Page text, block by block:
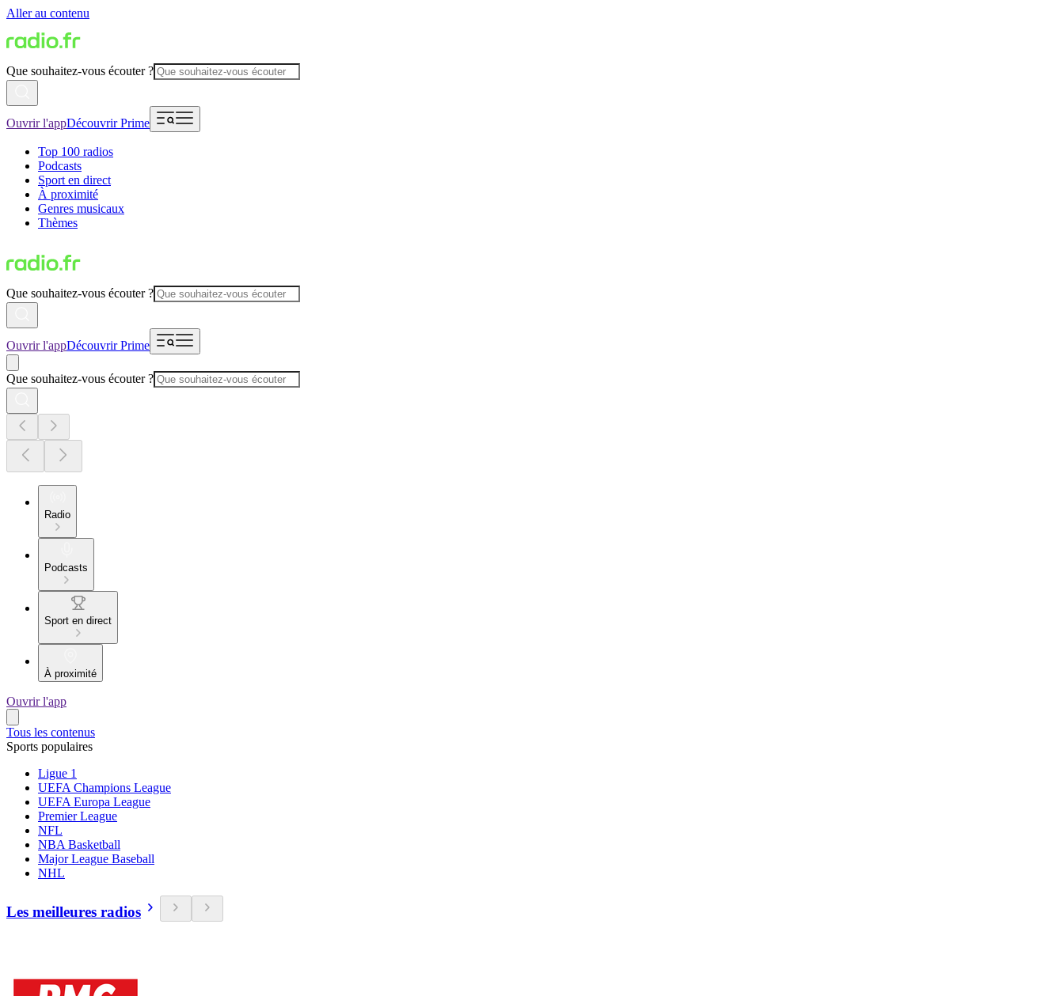
Aller au contenu
Que souhaitez-vous écouter ?
Ouvrir l'appDécouvrir Prime
Top 100 radios
Podcasts
Sport en direct
À proximité
Genres musicaux
Thèmes
Que souhaitez-vous écouter ?
Ouvrir l'appDécouvrir Prime
Que souhaitez-vous écouter ?
Radio
Podcasts
Sport en direct
À proximité
Ouvrir l'app
Tous les contenus
Sports populaires
Ligue 1
UEFA Champions League
UEFA Europa League
Premier League
NFL
NBA Basketball
Major League Baseball
NHL
Les meilleures radios